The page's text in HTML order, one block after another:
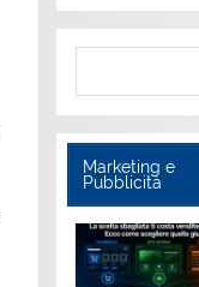
Cerca
Marketing e
Pubblicità